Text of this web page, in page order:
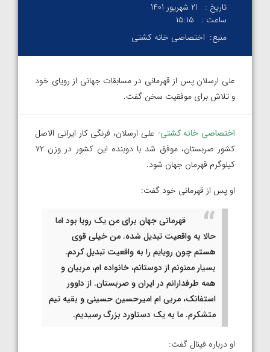
تاریخ :
21 شهریور 1401
ساعت :
۱۵:۱۵
منبع: اختصاصی خانه کشتی
علی ارسلان پس از قهرمانی در مسابقات جهانی از رویای خود
و تلاش برای موفقیت سخن گفت.
اختصاصی خانه کشتی- علی ارسلان، فرنگی کار ایرانی الاصل
کشور صربستان، موفق شد با دوبنده این کشور در وزن ۷۲
کیلوگرم قهرمان جهان شود.
او پس از قهرمانی خود گفت:
قهرمانی جهان برای من یک رویا بود اما
حالا به واقعیت تبدیل شده. من خیلی قوی
هستم چون رویایم را به واقعیت تبدیل کردم.
بسیار ممنونم از دوستانم، خانواده ام، مربیان و
همه طرفدارانم در ایران و صربستان. از داوور
استفانک، مربی ام امیرحسین حسینی و بقیه تیم
متشکرم. ما به یک دستاورد بزرگ رسیدیم.
او درباره فینال گفت: